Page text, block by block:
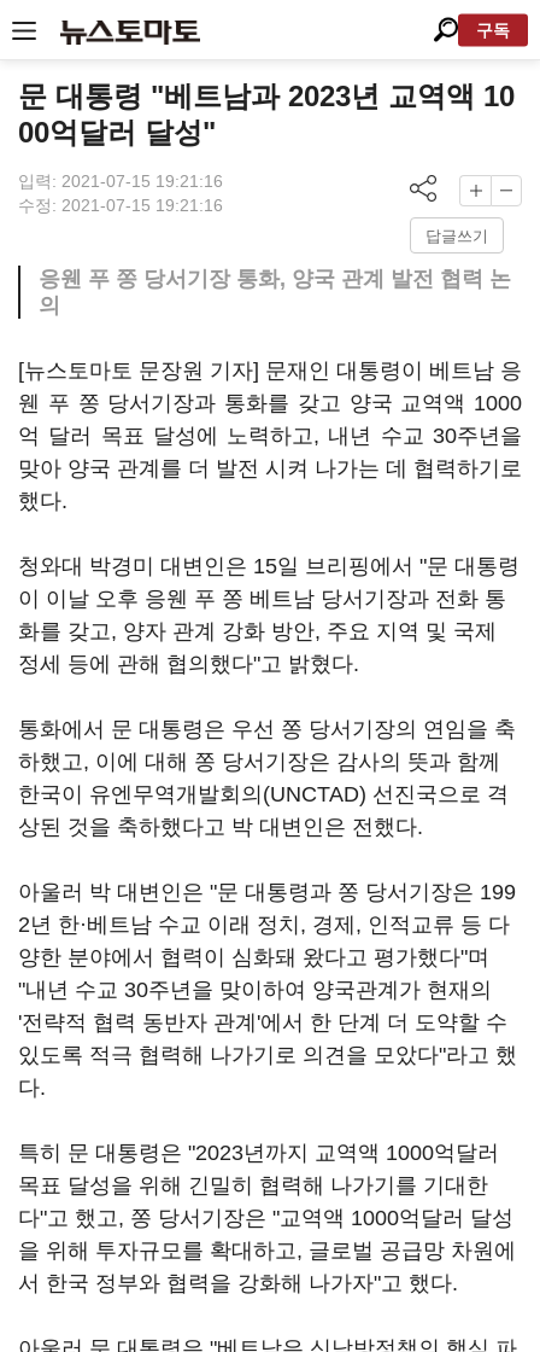
구독
문 대통령 "베트남과 2023년 교역액 10
00억달러 달성"
입력: 2021-07-15 19:21:16
수정: 2021-07-15 19:21:16
답글쓰기
응웬 푸 쫑 당서기장 통화, 양국 관계 발전 협력 논
의
[뉴스토마토 문장원 기자] 문재인 대통령이 베트남 응
웬 푸 쫑 당서기장과 통화를 갖고 양국 교역액 1000
억 달러 목표 달성에 노력하고, 내년 수교 30주년을
맞아 양국 관계를 더 발전 시켜 나가는 데 협력하기로
했다.
청와대 박경미 대변인은 15일 브리핑에서 "문 대통령
이 이날 오후 응웬 푸 쫑 베트남 당서기장과 전화 통
화를 갖고, 양자 관계 강화 방안, 주요 지역 및 국제
정세 등에 관해 협의했다"고 밝혔다.
통화에서 문 대통령은 우선 쫑 당서기장의 연임을 축
하했고, 이에 대해 쫑 당서기장은 감사의 뜻과 함께
한국이 유엔무역개발회의(UNCTAD) 선진국으로 격
상된 것을 축하했다고 박 대변인은 전했다.
아울러 박 대변인은 "문 대통령과 쫑 당서기장은 199
2년 한·베트남 수교 이래 정치, 경제, 인적교류 등 다
양한 분야에서 협력이 심화돼 왔다고 평가했다"며
"내년 수교 30주년을 맞이하여 양국관계가 현재의
'전략적 협력 동반자 관계'에서 한 단계 더 도약할 수
있도록 적극 협력해 나가기로 의견을 모았다"라고 했
다.
특히 문 대통령은 "2023년까지 교역액 1000억달러
목표 달성을 위해 긴밀히 협력해 나가기를 기대한
다"고 했고, 쫑 당서기장은 "교역액 1000억달러 달성
을 위해 투자규모를 확대하고, 글로벌 공급망 차원에
서 한국 정부와 협력을 강화해 나가자"고 했다.